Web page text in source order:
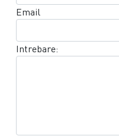
Email
Intrebare: